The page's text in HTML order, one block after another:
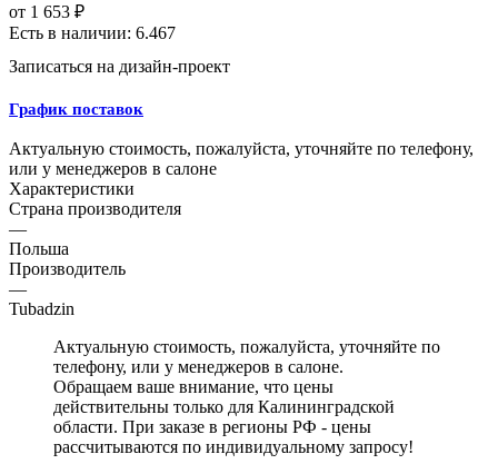
от 1 653 ₽
Есть в наличии: 6.467
Записаться на дизайн-проект
График поставок
Актуальную стоимость, пожалуйста, уточняйте по телефону,
или у менеджеров в салоне
Характеристики
Страна производителя
—
Польша
Производитель
—
Tubadzin
Актуальную стоимость, пожалуйста, уточняйте по
телефону, или у менеджеров в салоне.
Обращаем ваше внимание, что цены
действительны только для Калининградской
области. При заказе в регионы РФ - цены
рассчитываются по индивидуальному запросу!